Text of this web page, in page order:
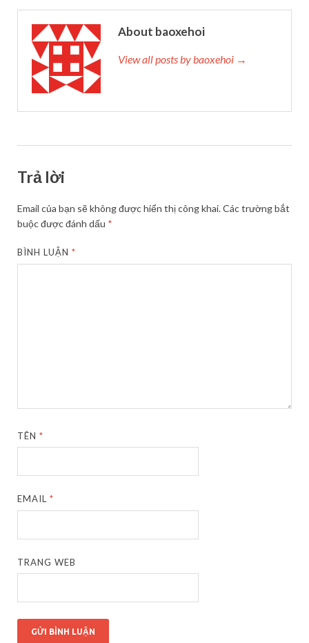
About baoxehoi
View all posts by baoxehoi →
Trả lời
Email của bạn sẽ không được hiển thị công khai.Các trường bắt
buộc được đánh dấu *
BÌNH LUẬN*
TÊN*
EMAIL*
TRANG WEB